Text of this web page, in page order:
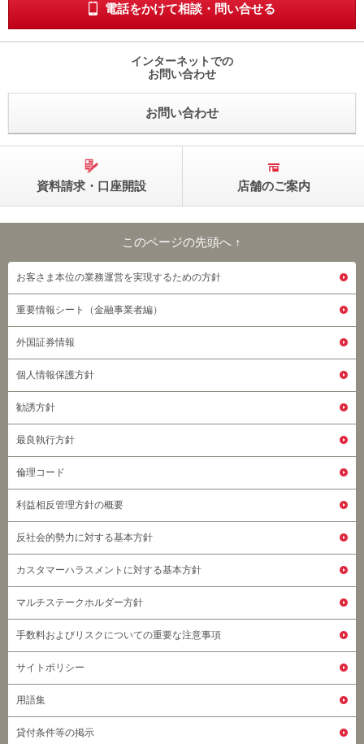
電話をかけて相談・問い合せる
インターネットでの
お問い合わせ
お問い合わせ
資料請求・口座開設 店舗のご案内
このページの先頭へ
このページの先頭へ ↑
お客さま本位の業務運営を実現するための方針
重要情報シート（金融事業者編）
外国証券情報
個人情報保護方針
勧誘方針
最良執行方針
倫理コード
利益相反管理方針の概要
反社会的勢力に対する基本方針
カスタマーハラスメントに対する基本方針
マルチステークホルダー方針
手数料およびリスクについての重要な注意事項
サイトポリシー
用語集
貸付条件等の掲示